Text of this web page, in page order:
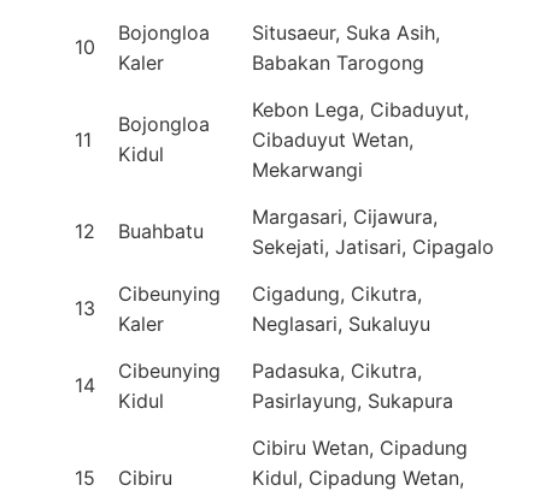
10
Bojongloa
Kaler
Situsaeur, Suka Asih,
Babakan Tarogong
11
Bojongloa
Kidul
Kebon Lega, Cibaduyut,
Cibaduyut Wetan,
Mekarwangi
12 Buahbatu
Margasari, Cijawura,
Sekejati, Jatisari, Cipagalo
13
Cibeunying
Kaler
Cigadung, Cikutra,
Neglasari, Sukaluyu
14
Cibeunying
Kidul
Padasuka, Cikutra,
Pasirlayung, Sukapura
15 Cibiru
Cibiru Wetan, Cipadung
Kidul, Cipadung Wetan,